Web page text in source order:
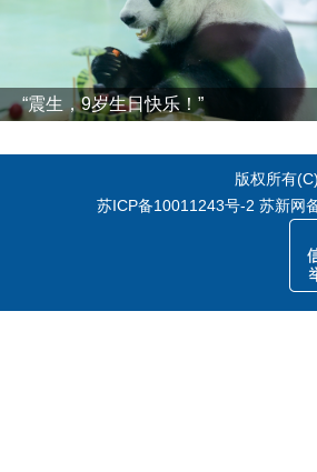
“震生，9岁生日快乐！”
版权所有
苏ICP备10011243号-2 苏新网